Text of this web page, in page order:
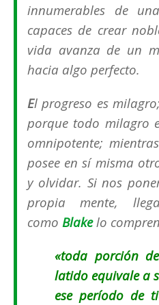
innumerables de
capaces de crear
vida avanza de un
hacia algo perfecto.
El progreso es
porque todo milagro
omnipotente;
posee en sí misma
y olvidar. Si nos
propia mente,
como Blakelo
«toda porción
latido equivale a
ese período de